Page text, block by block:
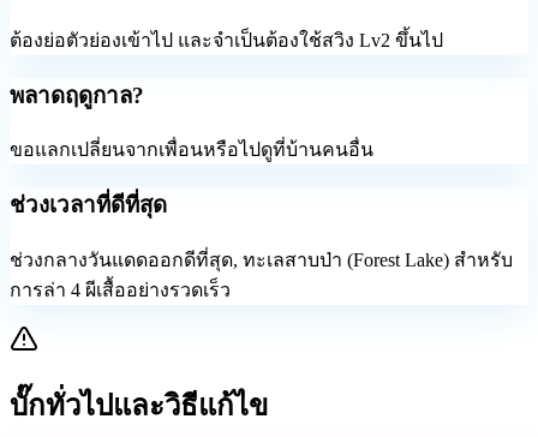
ต้องย่อตัวย่องเข้าไป และจำเป็นต้องใช้สวิง Lv2 ขึ้นไป
พลาดฤดูกาล?
ขอแลกเปลี่ยนจากเพื่อนหรือไปดูที่บ้านคนอื่น
ช่วงเวลาที่ดีที่สุด
ช่วงกลางวันแดดออกดีที่สุด, ทะเลสาบป่า (Forest Lake) สำหรับ
การล่า 4 ผีเสื้ออย่างรวดเร็ว
บั๊กทั่วไปและวิธีแก้ไข